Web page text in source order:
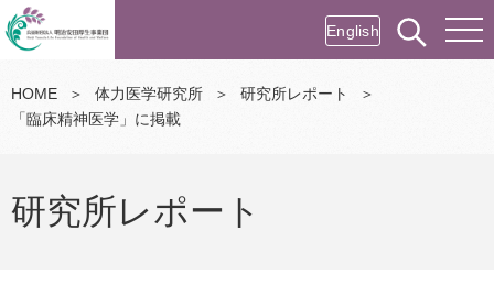
English
HOME ＞ 体力医学研究所 ＞ 研究所レポート
＞
「臨床精神医学」に掲載
研究所レポート